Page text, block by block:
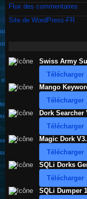
Flux des commentaires
Site de WordPress-FR
Swiss Army
Télécharger
Mango
Télécharger
Dork Searcher
Télécharger
Magic Dork
Télécharger
SQLi Dorks
Télécharger
SQLi Dumper